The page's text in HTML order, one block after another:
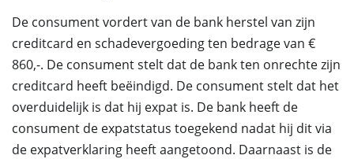
De consument vordert van de bank herstel van zijn
creditcard en schadevergoeding ten bedrage van €
860,-. De consument stelt dat de bank ten onrechte zijn
creditcard heeft beëindigd. De consument stelt dat het
overduidelijk is dat hij expat is. De bank heeft de
consument de expatstatus toegekend nadat hij dit via
de expatverklaring heeft aangetoond. Daarnaast is de